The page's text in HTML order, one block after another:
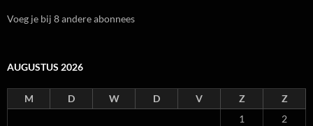
Voeg je bij 8 andere abonnees
AUGUSTUS 2026
M D W D V Z
Z
1
2